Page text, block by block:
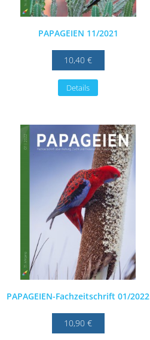
PAPAGEIEN 11/2021
10,40 €
Details
PAPAGEIEN-Fachzeitschrift 01/2022
10,90 €